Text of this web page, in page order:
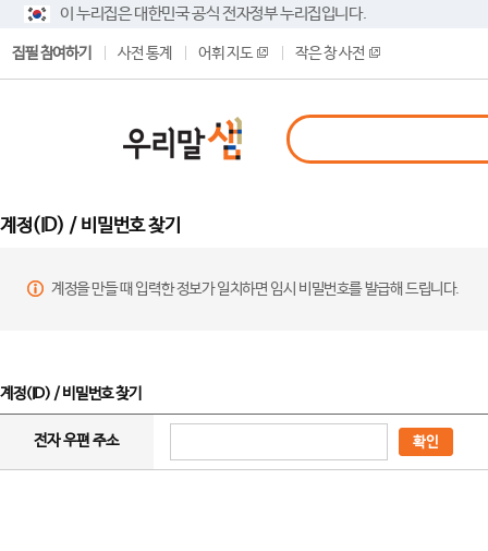
이 누리집은 대한민국 공식 전자정부 누리집입니다.
집필 참여하기 사전 통계 어휘 지도 작은 창 사전
계정(ID) / 비밀번호 찾기
계정을 만들 때 입력한 정보가 일치하면 임시 비밀번호를 발급해 드립니다.
계정(ID) / 비밀번호 찾기
전자 우편 주소 확인